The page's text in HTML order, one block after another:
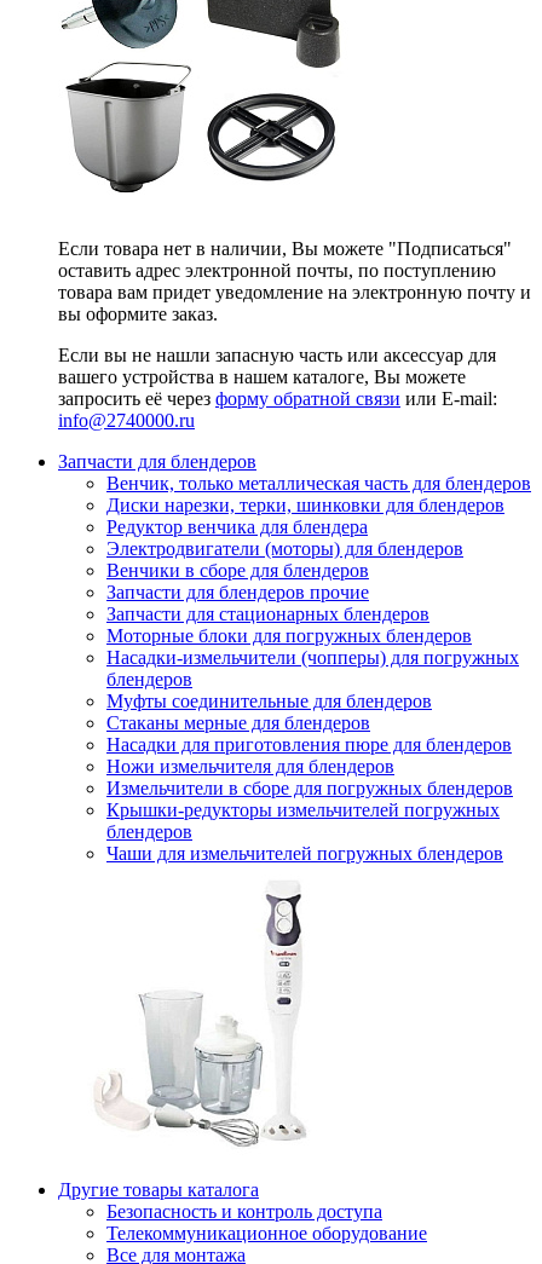
Если товара нет в наличии, Вы можете "Подписаться"
оставить адрес электронной почты, по поступлению
товара вам придет уведомление на электронную почту и
вы оформите заказ.
Если вы не нашли запасную часть или аксессуар для
вашего устройства в нашем каталоге, Вы можете
запросить её через форму обратной связи или E-mail:
info@2740000.ru
Запчасти для блендеров
Венчик, только металлическая часть для блендеров
Диски нарезки, терки, шинковки для блендеров
Редуктор венчика для блендера
Электродвигатели (моторы) для блендеров
Венчики в сборе для блендеров
Запчасти для блендеров прочие
Запчасти для стационарных блендеров
Моторные блоки для погружных блендеров
Насадки-измельчители (чопперы) для погружных
блендеров
Муфты соединительные для блендеров
Стаканы мерные для блендеров
Насадки для приготовления пюре для блендеров
Ножи измельчителя для блендеров
Измельчители в сборе для погружных блендеров
Крышки-редукторы измельчителей погружных
блендеров
Чаши для измельчителей погружных блендеров
Другие товары каталога
Безопасность и контроль доступа
Телекоммуникационное оборудование
Все для монтажа